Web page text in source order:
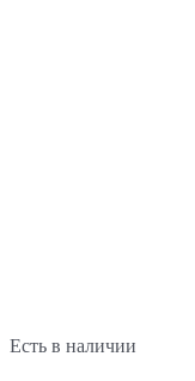
Есть в наличии